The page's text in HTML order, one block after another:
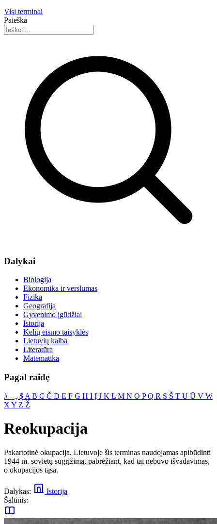
Visi terminai
Paieška
Dalykai
Biologija
Ekonomika ir verslumas
Fizika
Geografija
Gyvenimo įgūdžiai
Istorija
Kelių eismo taisyklės
Lietuvių kalba
Literatūra
Matematika
Pagal raidę
# ‐ „ $ A B C Č D E F G H I Į J K L M N O PQ R S Š T U Ū V W
X Y Z Ž
Reokupacija
Pakartotinė okupacija. Lietuvoje šis terminas naudojamas apibūdinti
1944 m. sovietų sugrįžimą, pabrėžiant, kad tai nebuvo išvadavimas,
o okupacijos tąsa.
Dalykas:
Istorija
Šaltinis: